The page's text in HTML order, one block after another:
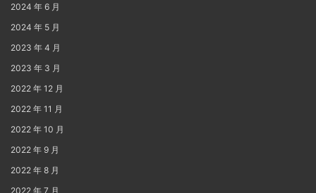
2024 年 6 月
2024 年 5 月
2023 年 4 月
2023 年 3 月
2022 年 12 月
2022 年 11 月
2022 年 10 月
2022 年 9 月
2022 年 8 月
2022 年 7 月